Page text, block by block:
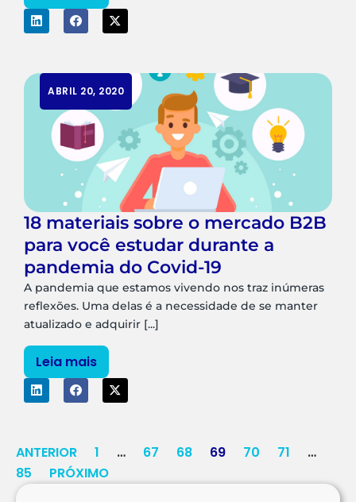
ABRIL 20, 2020
18 materiais sobre o mercado B2B
para você estudar durante a
pandemia do Covid-19
A pandemia que estamos vivendo nos traz inúmeras
reflexões. Uma delas é a necessidade de se manter
atualizado e adquirir [...]
Leia mais
ANTERIOR 1 … 67 68 69 70 71
…
85
PRÓXIMO